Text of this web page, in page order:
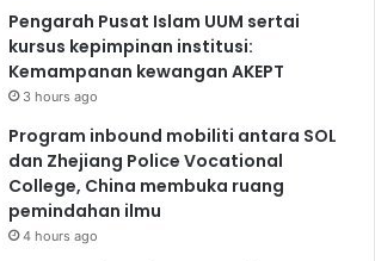
Pengarah Pusat Islam UUM sertai
kursus kepimpinan institusi:
Kemampanan kewangan AKEPT
3 hours ago
Program inbound mobiliti antara SOL
dan Zhejiang Police Vocational
College, China membuka ruang
pemindahan ilmu
4 hours ago